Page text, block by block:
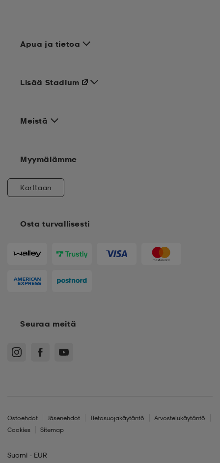
Apua ja tietoa
Meistä
Osta turvallisesti
Lisää Stadium
Myymälämme
Karttaan
Seuraa meitä
Ostoehdot Jäsenehdot Tietosuojakäytäntö
Arvostelukäytäntö
Cookies
Sitemap
Suomi - EUR